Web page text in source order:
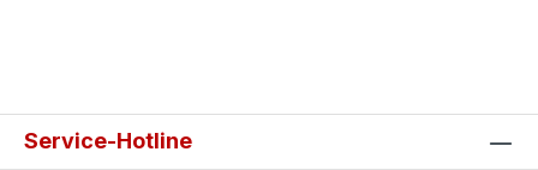
Service-Hotline